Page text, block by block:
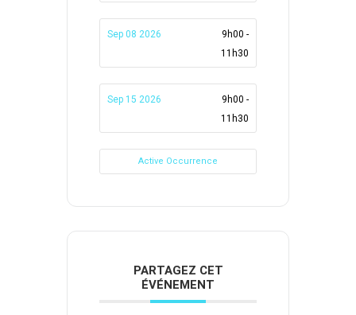
Sep 08 2026
9h00 -
11h30
Sep 15 2026
9h00 -
11h30
Active Occurrence
PARTAGEZ CET
ÉVÉNEMENT